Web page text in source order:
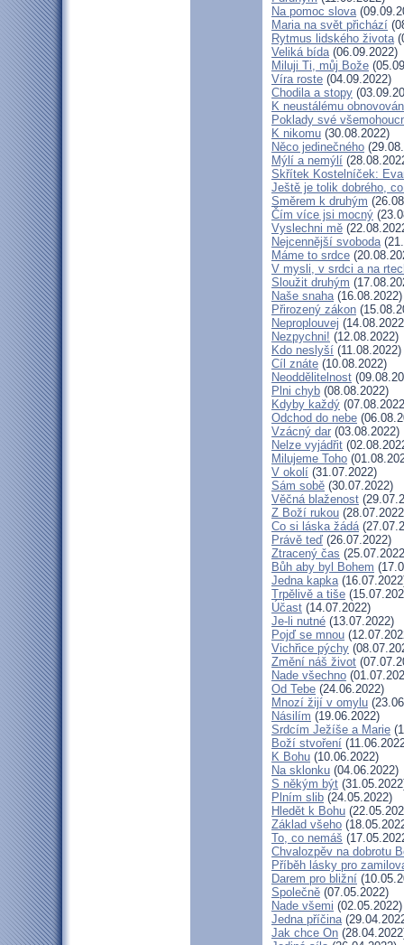
Na pomoc slova
Maria na svět přichází
Rytmus lidského života
Veliká bída(06.09.2022)
Miluji Ti, můj Bože
Víra roste (04.09.2022)
Chodila a stopy
K neustálému
Poklady své
K nikomu (30.08.2022)
Něco jedinečného
Mýlí a nemýlí
Skřítek Kostelníček:
Ještě je tolik dobrého,
Směrem k druhým
Čím více jsi mocný
Vyslechni mě
Nejcennější svoboda
Máme to srdce
V mysli, v srdci a na
Sloužit druhým
Naše snaha(16.08.2022)
Přirozený zákon
Neproplouvej
Nezpychni! (12.08.2022)
Kdo neslyší (11.08.2022)
Cíl znáte (10.08.2022)
Neoddělitelnost
Plni chyb (08.08.2022)
Kdyby každý
Odchod do nebe
Vzácný dar (03.08.2022)
Nelze vyjádřit
Milujeme Toho
V okolí (31.07.2022)
Sám sobě (30.07.2022)
Věčná blaženost
Z Boží rukou
Co si láska žádá
Právě teď (26.07.2022)
Ztracený čas
Bůh aby byl Bohem
Jedna kapka
Trpělivě a tiše
Účast (14.07.2022)
Je-li nutné (13.07.2022)
Pojď se mnou
Vichřice pýchy
Změní náš život
Nade všechno
Od Tebe (24.06.2022)
Mnozí žijí v omylu
Násilím (19.06.2022)
Srdcím Ježíše a Marie
Boží stvoření
K Bohu (10.06.2022)
Na sklonku (04.06.2022)
S někým být
Plním slib (24.05.2022)
Hledět k Bohu
Základ všeho
To, co nemáš
Chvalozpěv na dobrotu
Příběh lásky pro
Darem pro bližní
Společně (07.05.2022)
Nade všemi (02.05.2022)
Jedna příčina
Jak chce On